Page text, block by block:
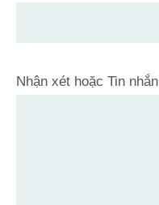
Nhận xét hoặc Tin nhắn